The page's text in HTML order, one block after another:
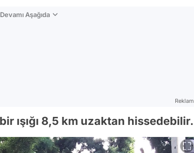
Aşağıda
Reklam
ışığı 8,5 km uzaktan hissedebilir.